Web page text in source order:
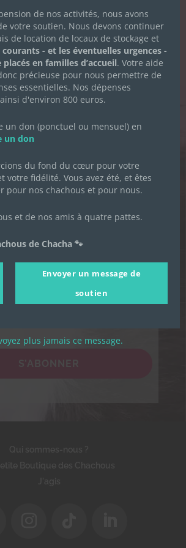
CHACHOUS
vous pour recevoir toute
de l'association.
et j'accepte la Politique de
de nos activités, nous avons
votre soutien. Nous devons continuer
de location de locaux de stockage et
- et les éventuelles urgences -
en familles d’accueil. Votre aide
précieuse pour nous permettre de
essentielles. Nos dépenses
d'environ 800 euros.
un don (ponctuel ou mensuel) en
un don
du fond du cœur pour votre
votre fidélité. Vous avez été, et êtes
pour nos chachous et pour nous.
et de nos amis à quatre pattes.
de Chacha 🐾
Envoyer un message de
soutien
plus jamais ce message.